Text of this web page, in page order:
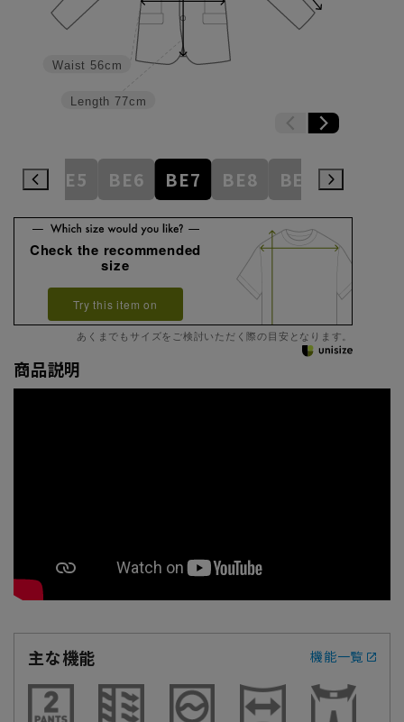
Length 77cm
Waist 56cm
BE5 BE6 BE7 BE8 BE9 BE10
Check the recommended
size
Try this item on
あくまでもサイズをご検討いただく際の目安となります。
商品説明
主な機能 機能一覧